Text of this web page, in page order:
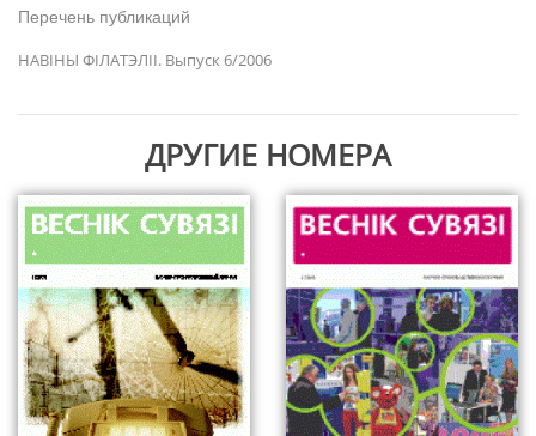
Перечень публикаций
НАВІНЫ ФІЛАТЭЛІІ. Выпуск 6/2006
ДРУГИЕ НОМЕРА